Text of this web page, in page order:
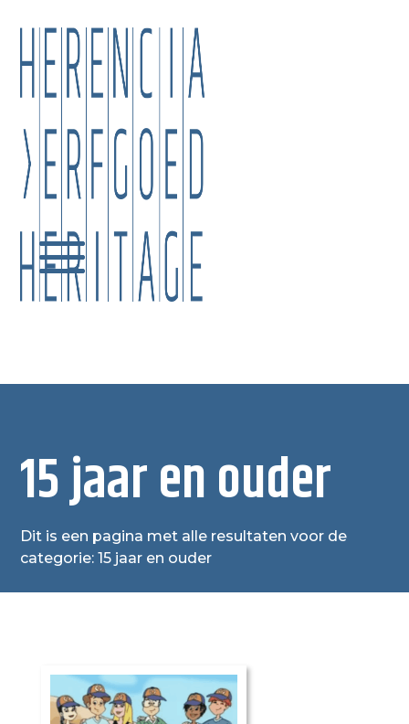
15 jaar en ouder
Dit is een pagina met alle resultaten voor de
categorie: 15 jaar en ouder